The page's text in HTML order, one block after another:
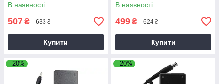
В наявності
507 ₴ 633 ₴
Купити
В наявності
499 ₴ 624 ₴
Купити
–20% –20%